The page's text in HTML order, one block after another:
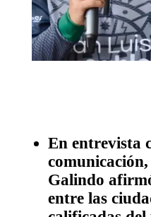
En entrevista
Galindo
entre las